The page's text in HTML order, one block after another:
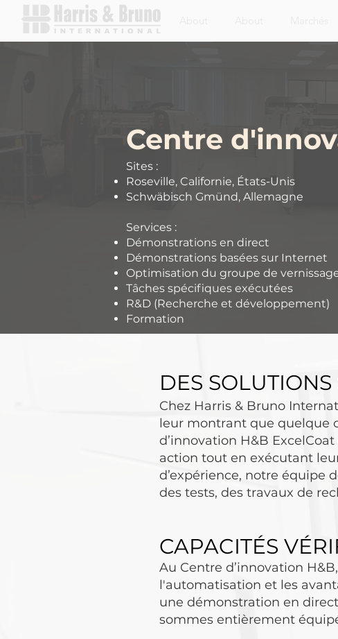
Centre
Sites :
Roseville, Californie, États-Unis
Schwäbisch Gmünd, Allemagne
Services :
Démonstrations en direct
Démonstrations basées sur Internet
Optimisation du groupe de
Tâches spécifiques exécutées
R&D (Recherche et développement)
Formation
DES
Chez Harris & Bruno
leur montrant que quelque
d’innovation H&B
action tout en exécutant
d’expérience, notre équipe
des tests, des travaux de
CAPACITÉS
Au Centre d’innovation
l'automatisation et les
une démonstration en
sommes entièrement